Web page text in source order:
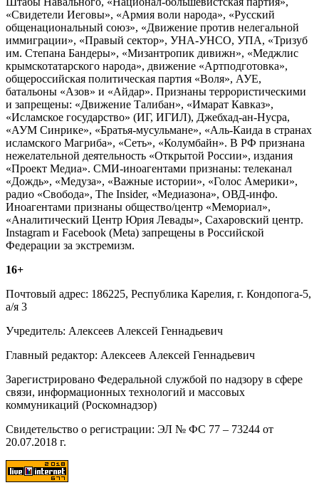
«Свидетели Иеговы», «Армия воли народа», «Русский
общенациональный союз», «Движение против нелегальной
иммиграции», «Правый сектор», УНА-УНСО, УПА, «Тризуб
им. Степана Бандеры», «Мизантропик дивижн», «Меджлис
крымскотатарского народа», движение «Артподготовка»,
общероссийская политическая партия «Воля», АУЕ,
батальоны «Азов» и «Айдар». Признаны террористическими
и запрещены: «Движение Талибан», «Имарат Кавказ»,
«Исламское государство» (ИГ, ИГИЛ), Джебхад-ан-Нусра,
«АУМ Синрике», «Братья-мусульмане», «Аль-Каида в странах
исламского Магриба», «Сеть», «Колумбайн». В РФ признана
нежелательной деятельность «Открытой России», издания
«Проект Медиа». СМИ-иноагентами признаны: телеканал
«Дождь», «Медуза», «Важные истории», «Голос Америки»,
радио «Свобода», The Insider, «Медиазона», ОВД-инфо.
Иноагентами признаны общество/центр «Мемориал»,
«Аналитический Центр Юрия Левады», Сахаровский центр.
Instagram и Facebook (Metа) запрещены в Российской
Федерации за экстремизм.
16+
Почтовый адрес: 186225, Республика Карелия, г. Кондопога-5,
а/я 3
Учредитель: Алексеев Алексей Геннадьевич
Главный редактор: Алексеев Алексей Геннадьевич
Зарегистрировано Федеральной службой по надзору в сфере
связи, информационных технологий и массовых
коммуникаций (Роскомнадзор)
Свидетельство о регистрации: ЭЛ № ФС 77 – 73244 от
20.07.2018 г.